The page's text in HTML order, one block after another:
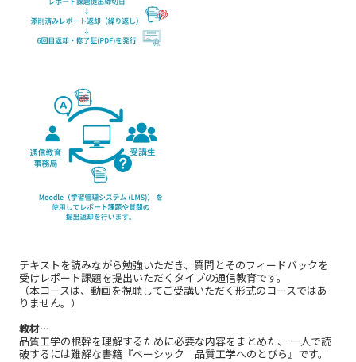
テキストを読みながら勉強いただき、質問とそのフィードバックを
受けレポート課題を提出いただくタイプの通信教育です。
（本コースは、動画を視聴してご受講いただく形式のコースではあ
りません。）
教材…
品質工学の根幹を理解するために必要な内容をまとめた、 一人で読
破するには難解な書籍『ベーシック 品質工学へのとびら』です。